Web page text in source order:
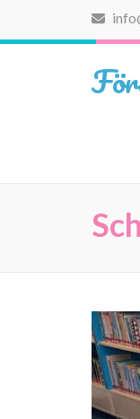
(Eingabetaste